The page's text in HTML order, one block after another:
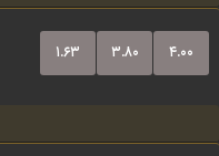
۱.۶۳ ۳.۸۰ ۴.۰۰